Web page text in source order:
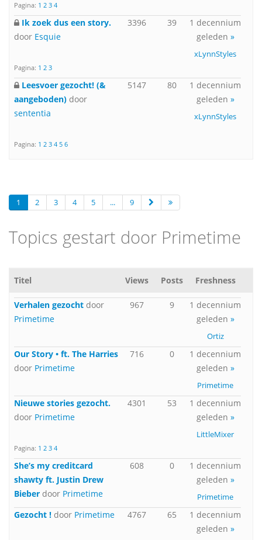
Pagina: 1 2 3 4
Ik zoek dus een story.
door Esquie
Pagina: 1 2 3
3396 39
1 decennium
geleden »
xLynnStyles
Leesvoer gezocht! (&
aangeboden) door
sententia
Pagina: 1 2 3 4 5 6
5147 80
1 decennium
geleden »
xLynnStyles
1 2 3 4 5 ... 9
Topics gestart door Primetime
Titel Views Posts Freshness
Verhalen gezocht door
Primetime
967 9
1 decennium
geleden »
Ortiz
Our Story • ft. The Harries
door Primetime
716 0
1 decennium
geleden »
Primetime
Nieuwe stories gezocht.
door Primetime
Pagina: 1 2 3 4
4301 53
1 decennium
geleden »
LittleMixer
She’s my creditcard
shawty ft. Justin Drew
Bieber door Primetime
608 0
1 decennium
geleden »
Primetime
Gezocht ! door Primetime 4767 65
1 decennium
geleden »